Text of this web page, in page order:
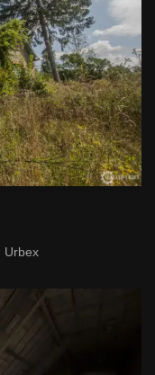
Urbex